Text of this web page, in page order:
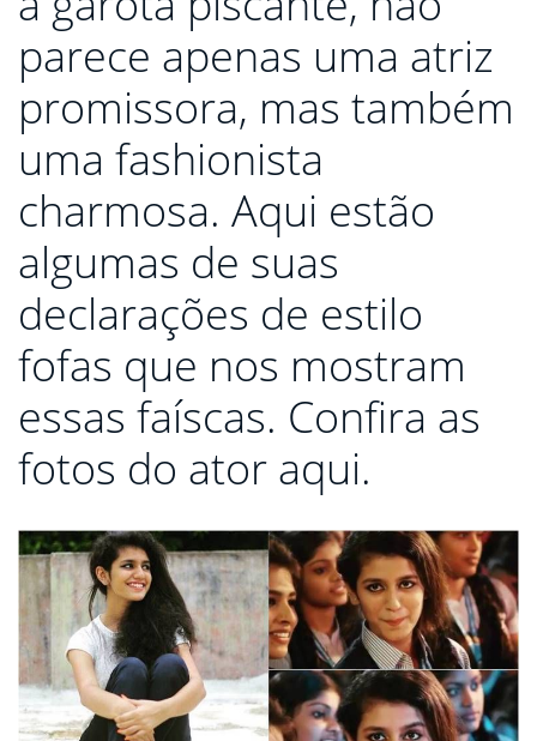
parece apenas uma atriz
promissora, mas também
uma fashionista
charmosa. Aqui estão
algumas de suas
declarações de estilo
fofas que nos mostram
essas faíscas. Confira as
fotos do ator aqui.